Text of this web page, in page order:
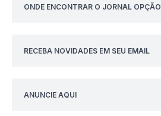
ONDE ENCONTRAR O JORNAL OPÇÃO
RECEBA NOVIDADES EM SEU EMAIL
ANUNCIE AQUI